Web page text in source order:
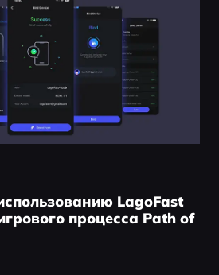
LagoFast
процесса Path of